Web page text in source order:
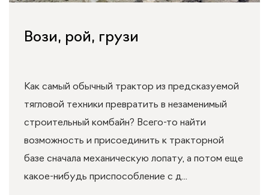
Вози, рой, грузи
Как самый обычный трактор из предсказуемой
тягловой техники превратить в незаменимый
строительный комбайн? Всего-то найти
возможность и присоединить к тракторной
базе сначала механическую лопату, а потом еще
какое-нибудь приспособление с д...